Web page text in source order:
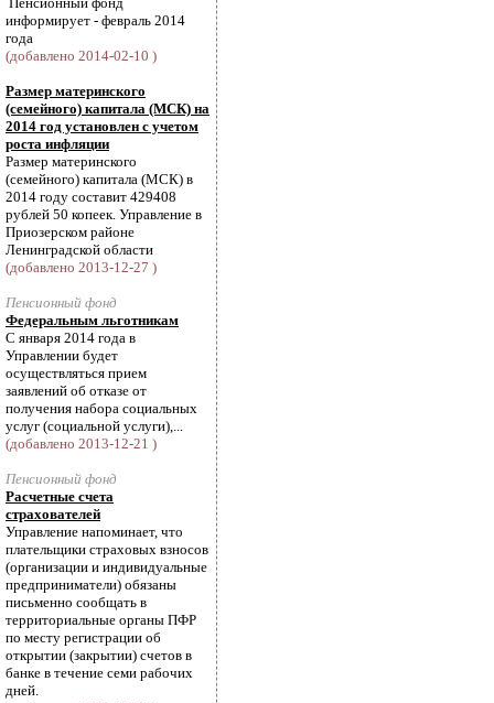
информирует - февраль 2014
года
(добавлено 2014-02-10 )
Размер материнского
(семейного) капитала (МСК) на
2014 год установлен с учетом
роста инфляции
Размер материнского
(семейного) капитала (МСК) в
2014 году составит 429408
рублей 50 копеек. Управление в
Приозерском районе
Ленинградской области
(добавлено 2013-12-27 )
Пенсионный фонд
Федеральным льготникам
С января 2014 года в
Управлении будет
осуществляться прием
заявлений об отказе от
получения набора социальных
услуг (социальной услуги),...
(добавлено 2013-12-21 )
Пенсионный фонд
Расчетные счета
страхователей
Управление напоминает, что
плательщики страховых взносов
(организации и индивидуальные
предприниматели) обязаны
письменно сообщать в
территориальные органы ПФР
по месту регистрации об
открытии (закрытии) счетов в
банке в течение семи рабочих
дней.